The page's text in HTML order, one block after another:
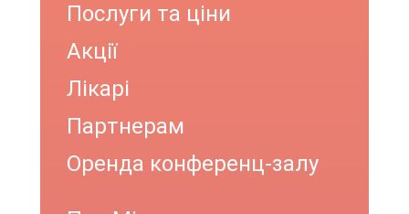
Послуги та ціни
Акції
Лікарі
Партнерам
Оренда конференц-залу